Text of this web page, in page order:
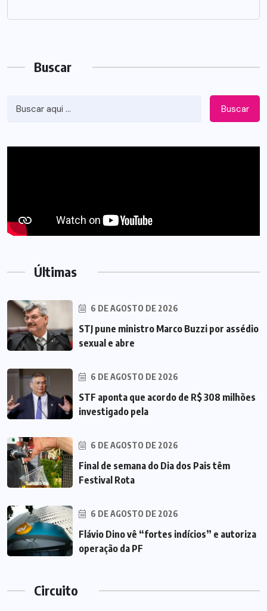
Buscar
Buscar
Últimas
6 DE AGOSTO DE 2026
STJ pune ministro Marco Buzzi por assédio
sexual e abre
6 DE AGOSTO DE 2026
STF aponta que acordo de R$ 308 milhões
investigado pela
6 DE AGOSTO DE 2026
Final de semana do Dia dos Pais têm
Festival Rota
6 DE AGOSTO DE 2026
Flávio Dino vê “fortes indícios” e autoriza
operação da PF
Circuito